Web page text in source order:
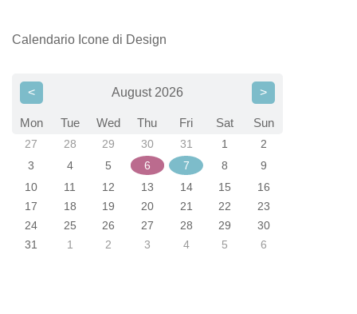
Calendario Icone di Design
< August 2026 >
Mon Tue Wed Thu Fri Sat Sun
27 28 29 30 31 1
2
3
4 5 6 7 8
9
10
11 12 13 14 15
16
17
18 19 20 21 22
23
24
25 26 27 28 29
30
31
1 2 3 4 5 6